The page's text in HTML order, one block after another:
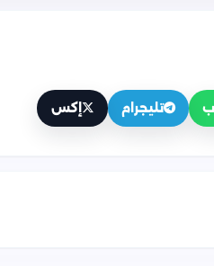
تليجرام إكس